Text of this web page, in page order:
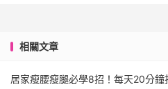
相關文章
居家瘦腰瘦腿必學8招！每天20分鐘